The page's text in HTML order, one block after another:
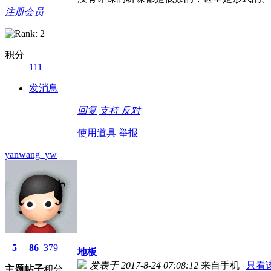
注册会员
积分
111
发消息
回复 支持 反对
使用道具 举报
yanwang_yw
5
主题
86
帖子
379
积分
地板
发表于 2017-8-24 07:08:12 来自手机 | 只看